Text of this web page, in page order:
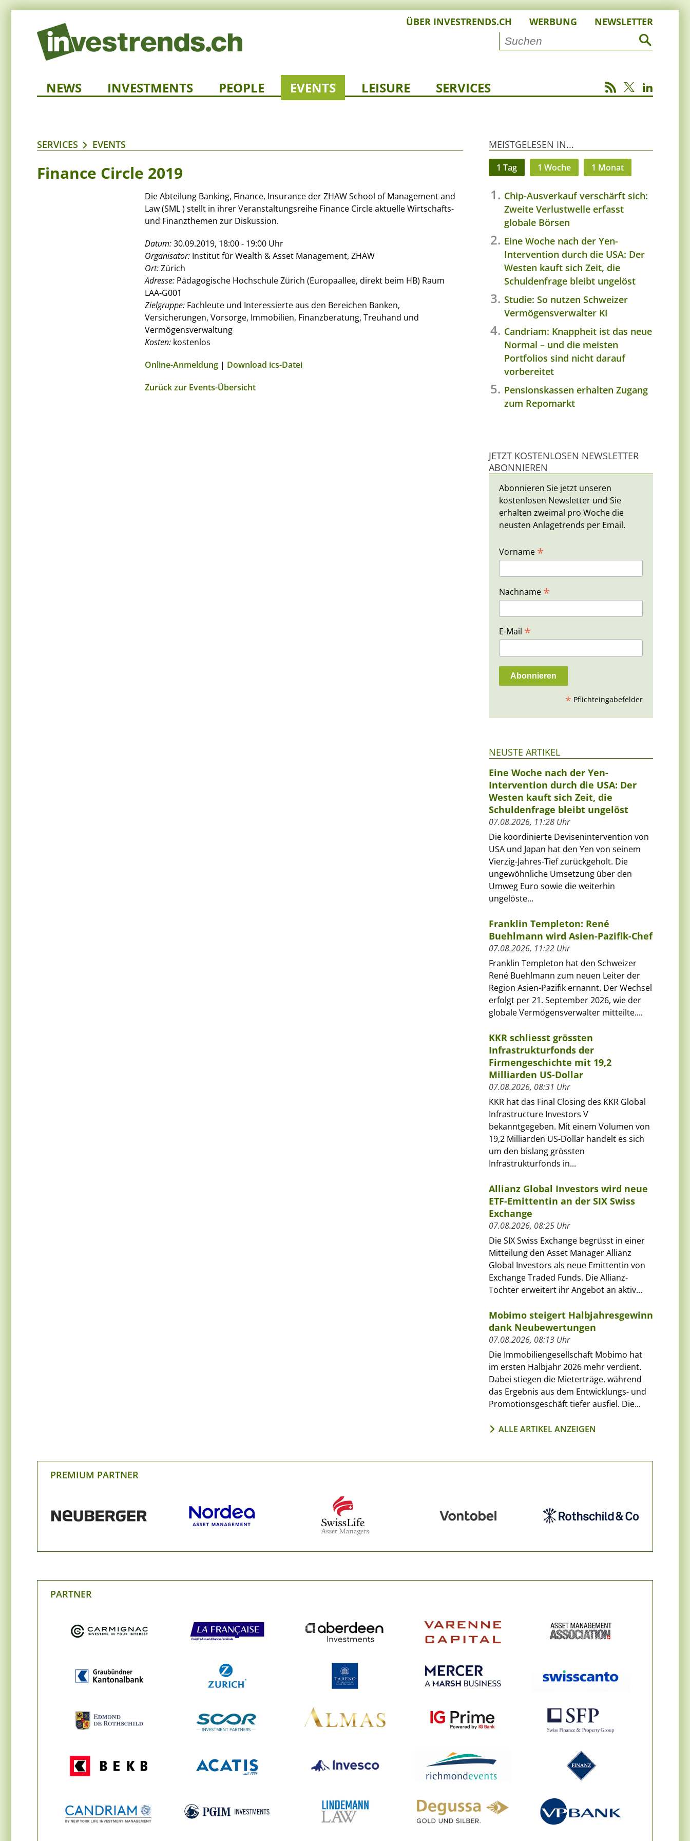
ÜBER INVESTRENDS.CH WERBUNG NEWSLETTER
NEWS INVESTMENTS PEOPLE EVENTS LEISURE SERVICES
SERVICES EVENTS
Finance Circle 2019
Die Abteilung Banking, Finance, Insurance der ZHAW School of Management and
Law (SML ) stellt in ihrer Veranstaltungsreihe Finance Circle aktuelle Wirtschafts-
und Finanzthemen zur Diskussion.
Datum:30.09.2019, 18:00 - 19:00 Uhr
Organisator: Institut für Wealth & Asset Management, ZHAW
Ort:Zürich
Adresse: Pädagogische Hochschule Zürich (Europaallee, direkt beim HB) Raum
LAA-G001
Zielgruppe: Fachleute und Interessierte aus den Bereichen Banken,
Versicherungen, Vorsorge, Immobilien, Finanzberatung, Treuhand und
Vermögensverwaltung
Kosten: kostenlos
Online-Anmeldung | Download ics-Datei
Zurück zur Events-Übersicht
MEISTGELESEN IN...
1 Tag 1 Woche 1 Monat
Chip-Ausverkauf verschärft sich:
Zweite Verlustwelle erfasst
globale Börsen
Eine Woche nach der Yen-
Intervention durch die USA: Der
Westen kauft sich Zeit, die
Schuldenfrage bleibt ungelöst
Studie: So nutzen Schweizer
Vermögensverwalter KI
Candriam: Knappheit ist das neue
Normal – und die meisten
Portfolios sind nicht darauf
vorbereitet
Pensionskassen erhalten Zugang
zum Repomarkt
JETZT KOSTENLOSEN NEWSLETTER
ABONNIEREN
Abonnieren Sie jetzt unseren
kostenlosen Newsletter und Sie
erhalten zweimal pro Woche die
neusten Anlagetrends per Email.
Vorname *
Nachname *
E-Mail *
* Pflichteingabefelder
NEUSTE ARTIKEL
Eine Woche nach der Yen-
Intervention durch die USA: Der
Westen kauft sich Zeit, die
Schuldenfrage bleibt ungelöst
07.08.2026, 11:28 Uhr
Die koordinierte Devisenintervention von
USA und Japan hat den Yen von seinem
Vierzig-Jahres-Tief zurückgeholt. Die
ungewöhnliche Umsetzung über den
Umweg Euro sowie die weiterhin
ungelöste...
Franklin Templeton: René
Buehlmann wird Asien-Pazifik-Chef
07.08.2026, 11:22 Uhr
Franklin Templeton hat den Schweizer
René Buehlmann zum neuen Leiter der
Region Asien-Pazifik ernannt. Der Wechsel
erfolgt per 21. September 2026, wie der
globale Vermögensverwalter mitteilte....
KKR schliesst grössten
Infrastrukturfonds der
Firmengeschichte mit 19,2
Milliarden US-Dollar
07.08.2026, 08:31 Uhr
KKR hat das Final Closing des KKR Global
Infrastructure Investors V
bekanntgegeben. Mit einem Volumen von
19,2 Milliarden US-Dollar handelt es sich
um den bislang grössten
Infrastrukturfonds in...
Allianz Global Investors wird neue
ETF-Emittentin an der SIX Swiss
Exchange
07.08.2026, 08:25 Uhr
Die SIX Swiss Exchange begrüsst in einer
Mitteilung den Asset Manager Allianz
Global Investors als neue Emittentin von
Exchange Traded Funds. Die Allianz-
Tochter erweitert ihr Angebot an aktiv...
Mobimo steigert Halbjahresgewinn
dank Neubewertungen
07.08.2026, 08:13 Uhr
Die Immobiliengesellschaft Mobimo hat
im ersten Halbjahr 2026 mehr verdient.
Dabei stiegen die Mieterträge, während
das Ergebnis aus dem Entwicklungs- und
Promotionsgeschäft tiefer ausfiel. Die...
ALLE ARTIKEL ANZEIGEN
PREMIUM PARTNER
PARTNER